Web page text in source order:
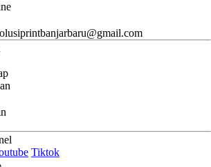
Tiktok